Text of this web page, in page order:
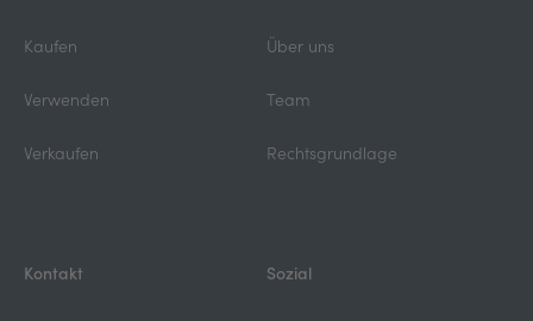
Kaufen
Verwenden
Verkaufen
Über uns
Team
Rechtsgrundlage
Kontakt Sozial